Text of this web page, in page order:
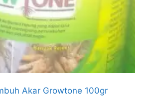
Akar Growtone 100gr